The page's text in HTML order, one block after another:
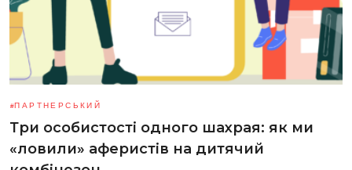
ПАРТНЕРСЬКИЙ
Три особистості одного шахрая: як ми
«ловили» аферистів на дитячий